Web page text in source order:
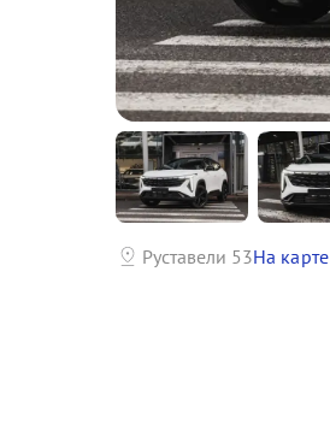
Руставели 53На карте